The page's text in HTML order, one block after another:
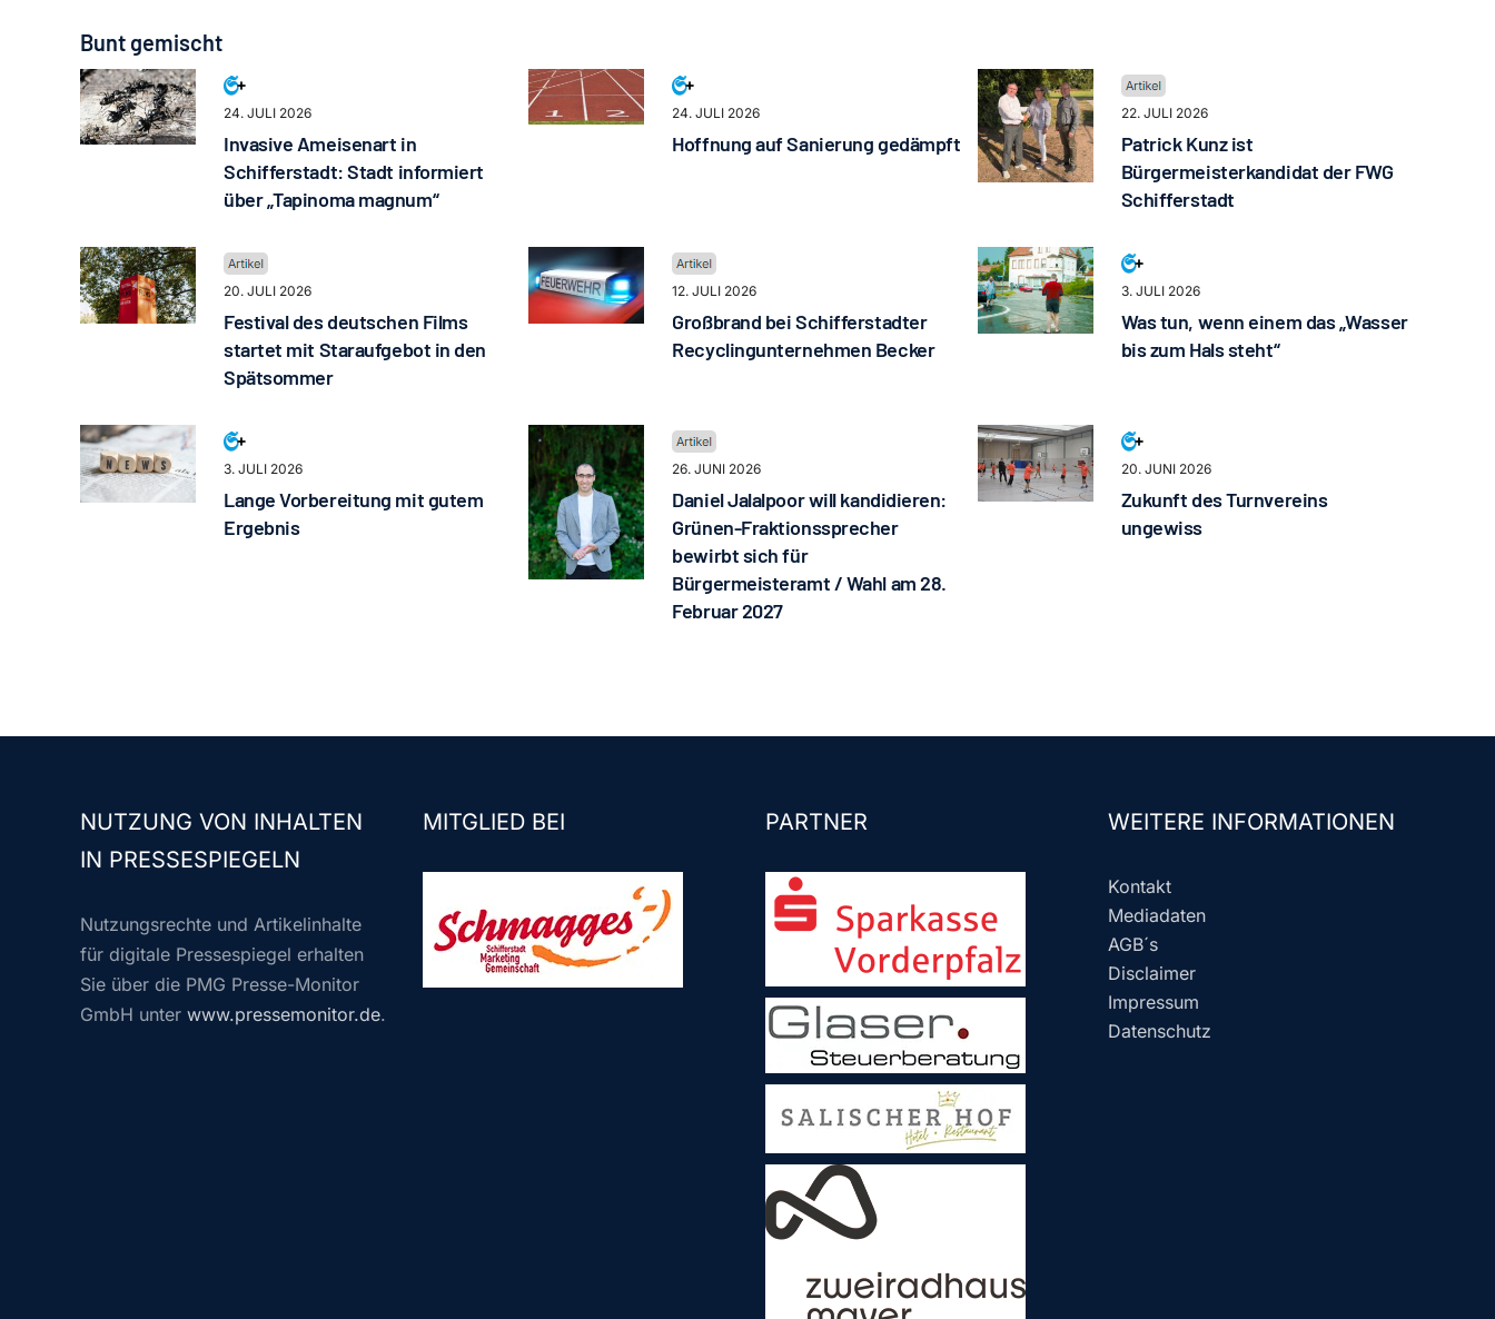
Bunt gemischt
24. JULI 2026
Invasive Ameisenart in
Schifferstadt: Stadt informiert
über „Tapinoma magnum“
24. JULI 2026
Hoffnung auf Sanierung gedämpft
22. JULI 2026
Patrick Kunz ist
Bürgermeisterkandidat der FWG
Schifferstadt
20. JULI 2026
Festival des deutschen Films
startet mit Staraufgebot in den
Spätsommer
12. JULI 2026
Großbrand bei Schifferstadter
Recyclingunternehmen Becker
3. JULI 2026
Was tun, wenn einem das „Wasser
bis zum Hals steht“
3. JULI 2026
Lange Vorbereitung mit gutem
Ergebnis
26. JUNI 2026
Daniel Jalalpoor will kandidieren:
Grünen-Fraktionssprecher
bewirbt sich für
Bürgermeisteramt / Wahl am 28.
Februar 2027
20. JUNI 2026
Zukunft des Turnvereins
ungewiss
NUTZUNG VON INHALTEN
IN PRESSESPIEGELN
Nutzungsrechte und Artikelinhalte
für digitale Pressespiegel erhalten
Sie über die PMG Presse-Monitor
GmbH unter www.pressemonitor.de.
MITGLIED BEI PARTNER WEITERE INFORMATIONEN
Kontakt
Mediadaten
AGB´s
Disclaimer
Impressum
Datenschutz